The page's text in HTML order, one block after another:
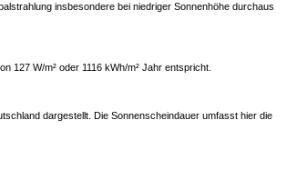
insbesondere bei niedriger Sonnenhöhe durchaus
127 W/m² oder 1116 kWh/m² Jahr entspricht.
dargestellt. Die Sonnenscheindauer umfasst hier die